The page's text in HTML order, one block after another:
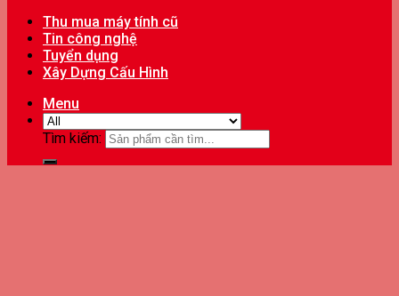
Thu mua máy tính cũ
Tin công nghệ
Tuyển dụng
Xây Dựng Cấu Hình
Menu
Tìm kiếm: